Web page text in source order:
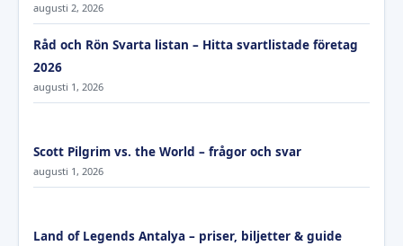
augusti 2, 2026
Råd och Rön Svarta listan – Hitta svartlistade företag
2026
augusti 1, 2026
Scott Pilgrim vs. the World – frågor och svar
augusti 1, 2026
Land of Legends Antalya – priser, biljetter & guide